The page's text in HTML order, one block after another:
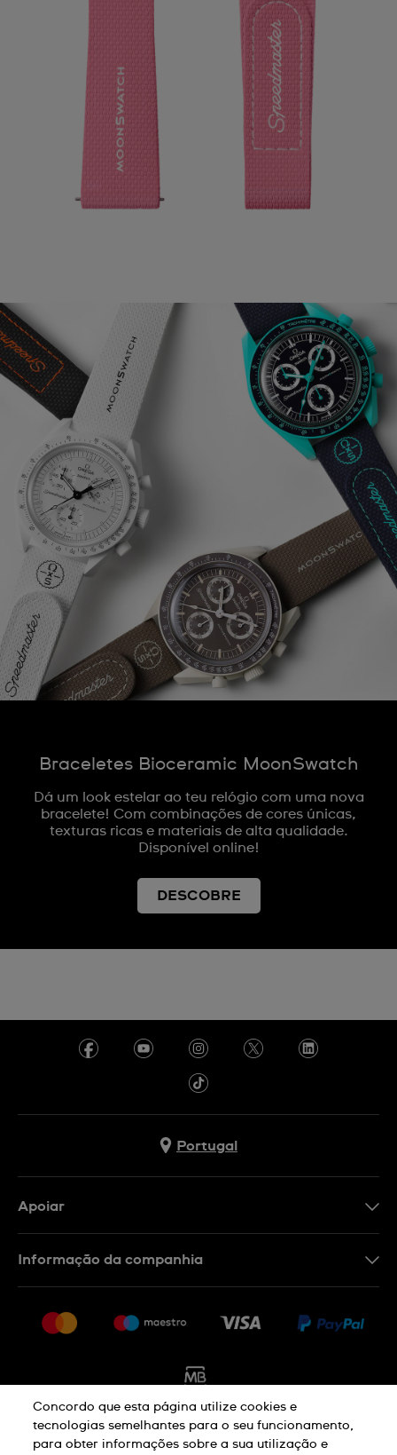
Braceletes Bioceramic MoonSwatch
Dá um look estelar ao teu relógio com uma nova
bracelete! Com combinações de cores únicas,
texturas ricas e materiais de alta qualidade.
Disponível online!
DESCOBRE
Portugal
Apoiar
Rescindir o contrato
Informação da companhia
Carreiras
Aviso De Privacidade Aviso De Cookies
Concordo que esta página utilize cookies e
tecnologias semelhantes para o seu funcionamento,
para obter informações sobre a sua utilização e